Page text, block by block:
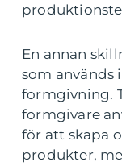
En annan
som används
formgivning.
formgivare
för att skapa
produkter,